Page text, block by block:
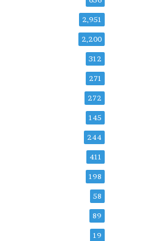
2,951
2,200
312
271
272
145
244
411
198
58
89
19